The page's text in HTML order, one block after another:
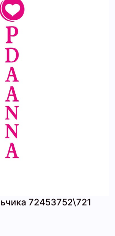
72453752\721